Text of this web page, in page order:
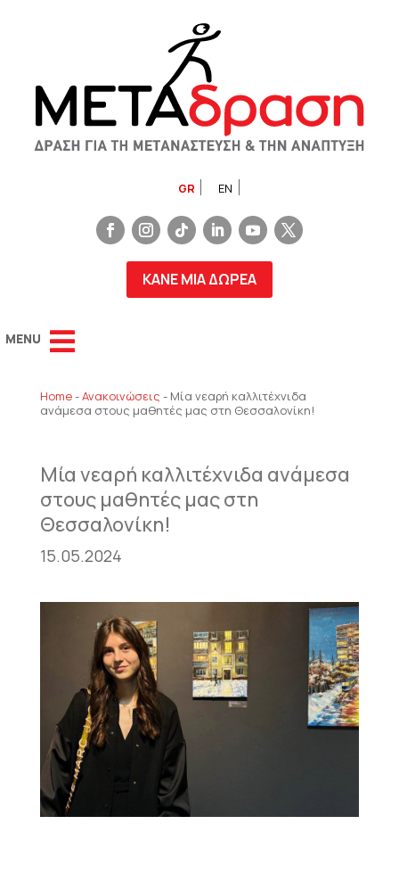
GR EN
ΚΑΝΕ ΜΙΑ ΔΩΡΕΑ
Home-Ανακοινώσεις - Μία νεαρή καλλιτέχνιδα
ανάμεσα στους μαθητές μας στη Θεσσαλονίκη!
Μία νεαρή καλλιτέχνιδα ανάμεσα
στους μαθητές μας στη
Θεσσαλονίκη!
15.05.2024